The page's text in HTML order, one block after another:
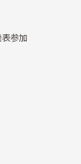
参加